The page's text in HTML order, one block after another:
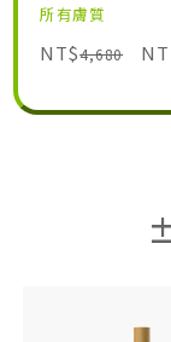
所有膚質
NT$4,680